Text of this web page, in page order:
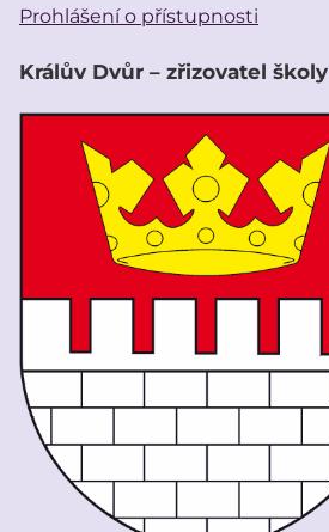
Prohlášení o přístupnosti
Králův Dvůr – zřizovatel školy